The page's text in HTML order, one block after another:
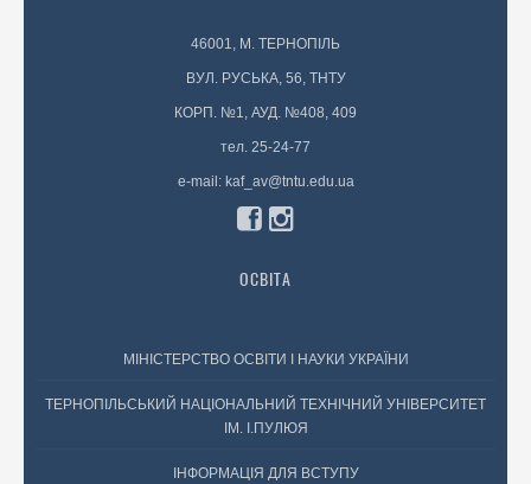
46001, М. ТЕРНОПІЛЬ
ВУЛ. РУСЬКА, 56, ТНТУ
КОРП. №1, АУД. №408, 409
тел. 25-24-77
e-mail: kaf_av@tntu.edu.ua
ОСВІТА
МІНІСТЕРСТВО ОСВІТИ І НАУКИ УКРАЇНИ
ТЕРНОПІЛЬСЬКИЙ НАЦІОНАЛЬНИЙ ТЕХНІЧНИЙ УНІВЕРСИТЕТ
ІМ. І.ПУЛЮЯ
ІНФОРМАЦІЯ ДЛЯ ВСТУПУ